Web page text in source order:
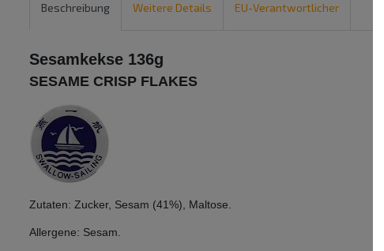
Beschreibung Weitere Details EU-Verantwortlicher
Sesamkekse 136g
SESAME CRISP FLAKES
Zutaten: Zucker, Sesam (41%), Maltose.
Allergene: Sesam.